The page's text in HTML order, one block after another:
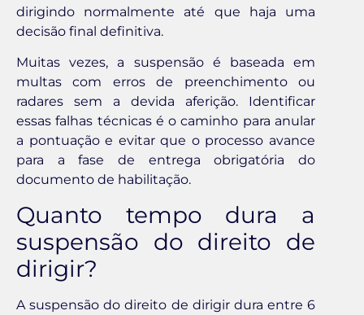
dirigindo normalmente até que haja uma
decisão final definitiva.
Muitas vezes, a suspensão é baseada em
multas com erros de preenchimento ou
radares sem a devida aferição. Identificar
essas falhas técnicas é o caminho para anular
a pontuação e evitar que o processo avance
para a fase de entrega obrigatória do
documento de habilitação.
Quanto tempo dura a
suspensão do direito de
dirigir?
A suspensão do direito de dirigir dura entre 6